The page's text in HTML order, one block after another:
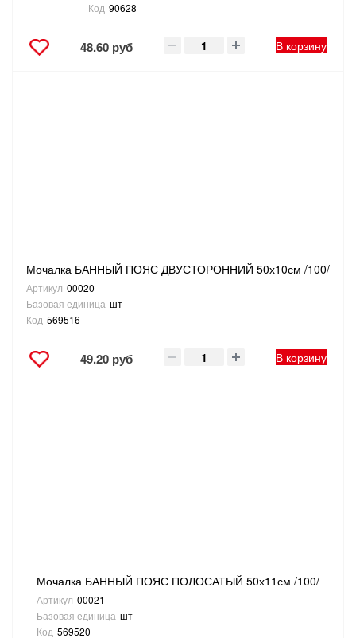
Код 90628
48.60 руб В корзину
Мочалка БАННЫЙ ПОЯС ДВУСТОРОННИЙ 50х10см /100/
Артикул 00020
Базовая единица шт
Код 569516
49.20 руб В корзину
Мочалка БАННЫЙ ПОЯС ПОЛОСАТЫЙ 50х11см /100/
Артикул 00021
Базовая единица шт
Код 569520